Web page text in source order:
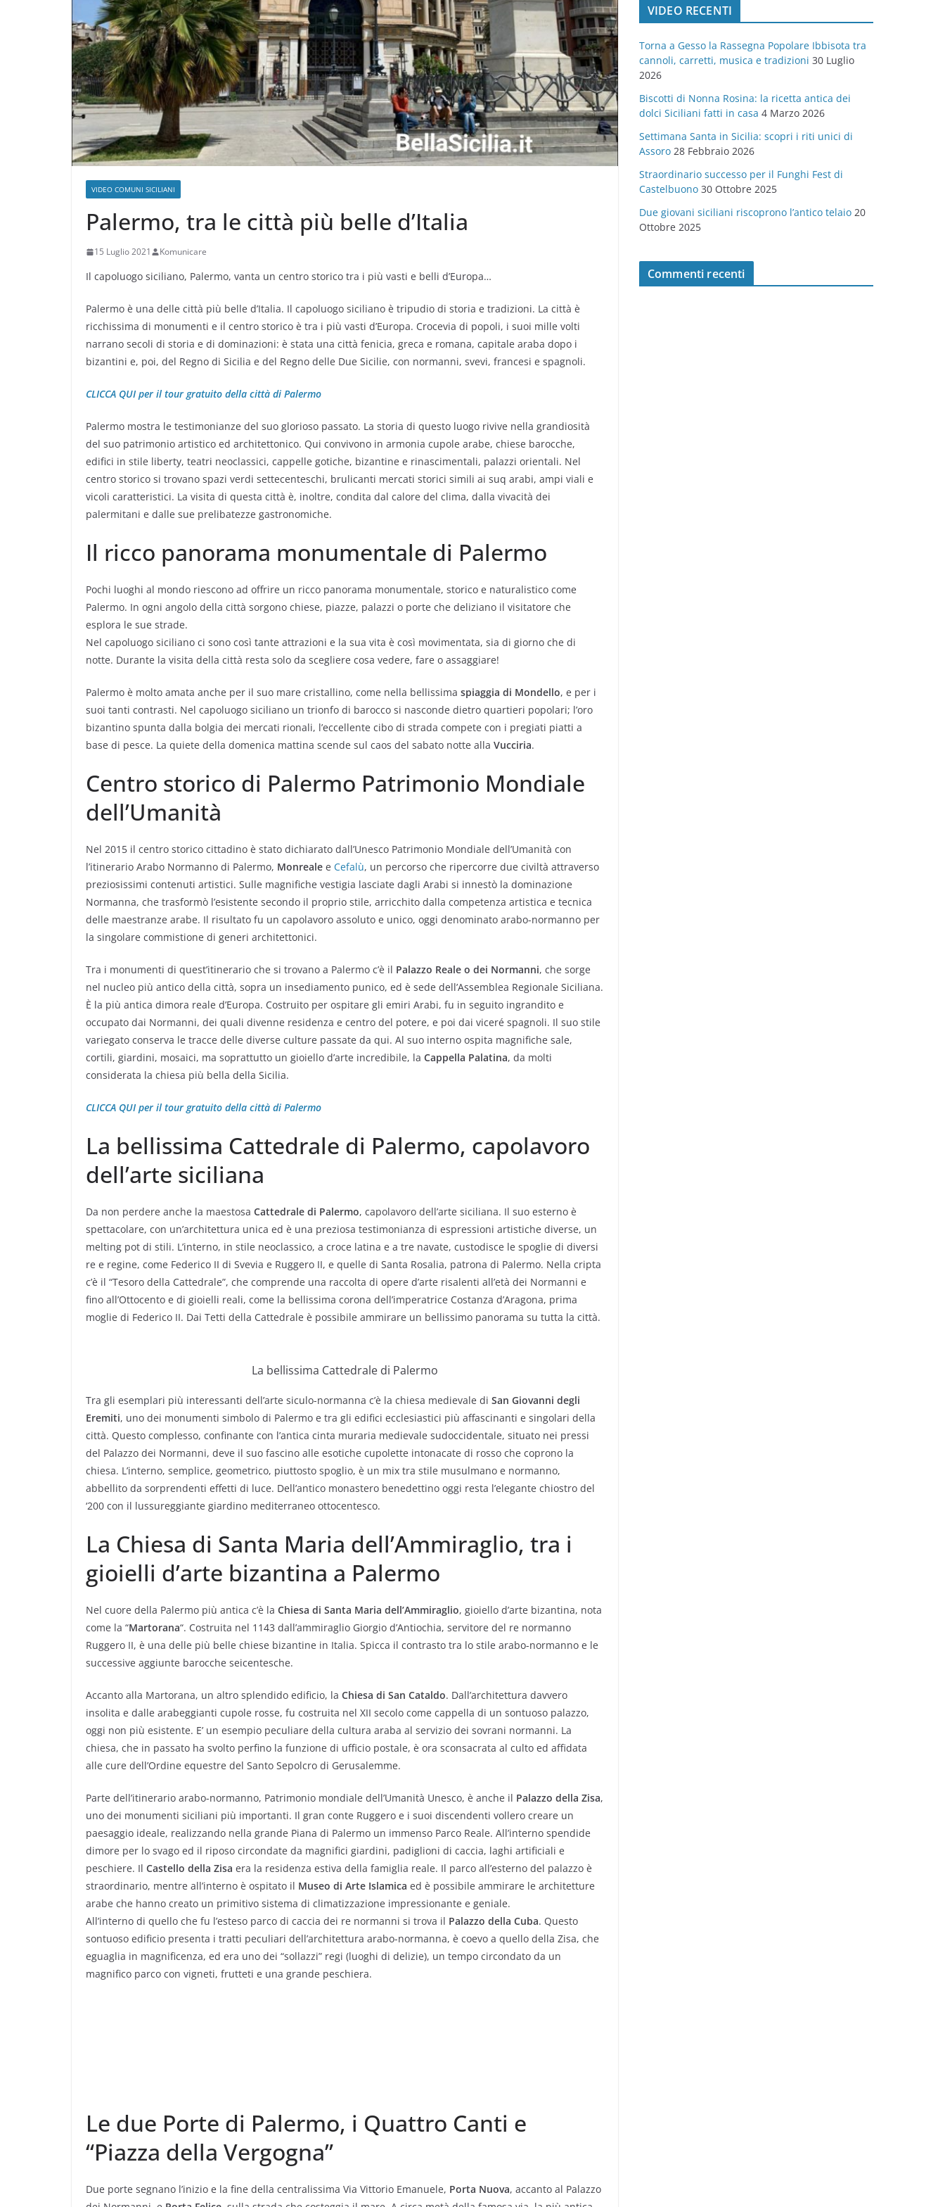
VIDEO COMUNI SICILIANI
Palermo, tra le città più belle d’Italia
15 Luglio 2021 Komunicare
Il capoluogo siciliano, Palermo, vanta un centro storico tra i più vasti e belli d’Europa…
Palermo è una delle città più belle d’Italia. Il capoluogo siciliano è tripudio di storia e tradizioni. La città è
ricchissima di monumenti e il centro storico è tra i più vasti d’Europa. Crocevia di popoli, i suoi mille volti
narrano secoli di storia e di dominazioni: è stata una città fenicia, greca e romana, capitale araba dopo i
bizantini e, poi, del Regno di Sicilia e del Regno delle Due Sicilie, con normanni, svevi, francesi e spagnoli.
CLICCA QUI per il tour gratuito della città di Palermo
Palermo mostra le testimonianze del suo glorioso passato. La storia di questo luogo rivive nella grandiosità
del suo patrimonio artistico ed architettonico. Qui convivono in armonia cupole arabe, chiese barocche,
edifici in stile liberty, teatri neoclassici, cappelle gotiche, bizantine e rinascimentali, palazzi orientali. Nel
centro storico si trovano spazi verdi settecenteschi, brulicanti mercati storici simili ai suq arabi, ampi viali e
vicoli caratteristici. La visita di questa città è, inoltre, condita dal calore del clima, dalla vivacità dei
palermitani e dalle sue prelibatezze gastronomiche.
Il ricco panorama monumentale di Palermo
Pochi luoghi al mondo riescono ad offrire un ricco panorama monumentale, storico e naturalistico come
Palermo. In ogni angolo della città sorgono chiese, piazze, palazzi o porte che deliziano il visitatore che
esplora le sue strade.
Nel capoluogo siciliano ci sono così tante attrazioni e la sua vita è così movimentata, sia di giorno che di
notte. Durante la visita della città resta solo da scegliere cosa vedere, fare o assaggiare!
Palermo è molto amata anche per il suo mare cristallino, come nella bellissima spiaggia di Mondello, e per i
suoi tanti contrasti. Nel capoluogo siciliano un trionfo di barocco si nasconde dietro quartieri popolari; l’oro
bizantino spunta dalla bolgia dei mercati rionali, l’eccellente cibo di strada compete con i pregiati piatti a
base di pesce. La quiete della domenica mattina scende sul caos del sabato notte alla Vucciria.
Centro storico di Palermo Patrimonio Mondiale
dell’Umanità
Nel 2015 il centro storico cittadino è stato dichiarato dall’Unesco Patrimonio Mondiale dell’Umanità con
l’itinerario Arabo Normanno di Palermo, Monreale e Cefalù, un percorso che ripercorre due civiltà attraverso
preziosissimi contenuti artistici. Sulle magnifiche vestigia lasciate dagli Arabi si innestò la dominazione
Normanna, che trasformò l’esistente secondo il proprio stile, arricchito dalla competenza artistica e tecnica
delle maestranze arabe. Il risultato fu un capolavoro assoluto e unico, oggi denominato arabo-normanno per
la singolare commistione di generi architettonici.
Tra i monumenti di quest’itinerario che si trovano a Palermo c’è il Palazzo Reale o dei Normanni, che sorge
nel nucleo più antico della città, sopra un insediamento punico, ed è sede dell’Assemblea Regionale Siciliana.
È la più antica dimora reale d’Europa. Costruito per ospitare gli emiri Arabi, fu in seguito ingrandito e
occupato dai Normanni, dei quali divenne residenza e centro del potere, e poi dai viceré spagnoli. Il suo stile
variegato conserva le tracce delle diverse culture passate da qui. Al suo interno ospita magnifiche sale,
cortili, giardini, mosaici, ma soprattutto un gioiello d’arte incredibile, la Cappella Palatina, da molti
considerata la chiesa più bella della Sicilia.
CLICCA QUI per il tour gratuito della città di Palermo
La bellissima Cattedrale di Palermo, capolavoro
dell’arte siciliana
Da non perdere anche la maestosa Cattedrale di Palermo, capolavoro dell’arte siciliana. Il suo esterno è
spettacolare, con un’architettura unica ed è una preziosa testimonianza di espressioni artistiche diverse, un
melting pot di stili. L’interno, in stile neoclassico, a croce latina e a tre navate, custodisce le spoglie di diversi
re e regine, come Federico II di Svevia e Ruggero II, e quelle di Santa Rosalia, patrona di Palermo. Nella cripta
c’è il “Tesoro della Cattedrale”, che comprende una raccolta di opere d’arte risalenti all’età dei Normanni e
fino all’Ottocento e di gioielli reali, come la bellissima corona dell’imperatrice Costanza d’Aragona, prima
moglie di Federico II. Dai Tetti della Cattedrale è possibile ammirare un bellissimo panorama su tutta la città.
La bellissima Cattedrale di Palermo
Tra gli esemplari più interessanti dell’arte siculo-normanna c’è la chiesa medievale di San Giovanni degli
Eremiti, uno dei monumenti simbolo di Palermo e tra gli edifici ecclesiastici più affascinanti e singolari della
città. Questo complesso, confinante con l’antica cinta muraria medievale sudoccidentale, situato nei pressi
del Palazzo dei Normanni, deve il suo fascino alle esotiche cupolette intonacate di rosso che coprono la
chiesa. L’interno, semplice, geometrico, piuttosto spoglio, è un mix tra stile musulmano e normanno,
abbellito da sorprendenti effetti di luce. Dell’antico monastero benedettino oggi resta l’elegante chiostro del
‘200 con il lussureggiante giardino mediterraneo ottocentesco.
La Chiesa di Santa Maria dell’Ammiraglio, tra i
gioielli d’arte bizantina a Palermo
Nel cuore della Palermo più antica c’è la Chiesa di Santa Maria dell’Ammiraglio, gioiello d’arte bizantina, nota
come la “Martorana“. Costruita nel 1143 dall’ammiraglio Giorgio d’Antiochia, servitore del re normanno
Ruggero II, è una delle più belle chiese bizantine in Italia. Spicca il contrasto tra lo stile arabo-normanno e le
successive aggiunte barocche seicentesche.
Accanto alla Martorana, un altro splendido edificio, la Chiesa di San Cataldo. Dall’architettura davvero
insolita e dalle arabeggianti cupole rosse, fu costruita nel XII secolo come cappella di un sontuoso palazzo,
oggi non più esistente. E’ un esempio peculiare della cultura araba al servizio dei sovrani normanni. La
chiesa, che in passato ha svolto perfino la funzione di ufficio postale, è ora sconsacrata al culto ed affidata
alle cure dell’Ordine equestre del Santo Sepolcro di Gerusalemme.
Parte dell’itinerario arabo-normanno, Patrimonio mondiale dell’Umanità Unesco, è anche il Palazzo della Zisa,
uno dei monumenti siciliani più importanti. Il gran conte Ruggero e i suoi discendenti vollero creare un
paesaggio ideale, realizzando nella grande Piana di Palermo un immenso Parco Reale. All’interno spendide
dimore per lo svago ed il riposo circondate da magnifici giardini, padiglioni di caccia, laghi artificiali e
peschiere. Il Castello della Zisa era la residenza estiva della famiglia reale. Il parco all’esterno del palazzo è
straordinario, mentre all’interno è ospitato il Museo di Arte Islamica ed è possibile ammirare le architetture
arabe che hanno creato un primitivo sistema di climatizzazione impressionante e geniale.
All’interno di quello che fu l’esteso parco di caccia dei re normanni si trova il Palazzo della Cuba. Questo
sontuoso edificio presenta i tratti peculiari dell’architettura arabo-normanna, è coevo a quello della Zisa, che
eguaglia in magnificenza, ed era uno dei “sollazzi” regi (luoghi di delizie), un tempo circondato da un
magnifico parco con vigneti, frutteti e una grande peschiera.
Le due Porte di Palermo, i Quattro Canti e
“Piazza della Vergogna”
Due porte segnano l’inizio e la fine della centralissima Via Vittorio Emanuele, Porta Nuova, accanto al Palazzo
o
r
e
VIDEO RECENTI
Torna a Gesso la Rassegna Popolare Ibbisota tra
cannoli, carretti, musica e tradizioni 30 Luglio
2026
Biscotti di Nonna Rosina: la ricetta antica dei
dolci Siciliani fatti in casa 4 Marzo 2026
Settimana Santa in Sicilia: scopri i riti unici di
Assoro 28 Febbraio 2026
Straordinario successo per il Funghi Fest di
Castelbuono 30 Ottobre 2025
Due giovani siciliani riscoprono l’antico telaio 20
Ottobre 2025
Commenti recenti